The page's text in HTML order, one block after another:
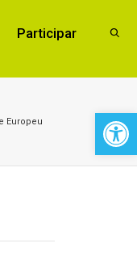
Participar
Europeu